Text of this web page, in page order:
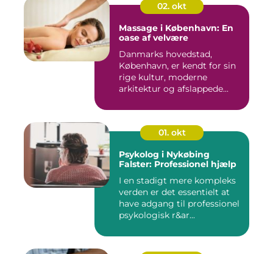
02. okt
Massage i København: En
oase af velvære
Danmarks hovedstad,
København, er kendt for sin
rige kultur, moderne
arkitektur og afslappede...
01. okt
Psykolog i Nykøbing
Falster: Professionel hjælp
I en stadigt mere kompleks
verden er det essentielt at
have adgang til professionel
psykologisk r&ar...